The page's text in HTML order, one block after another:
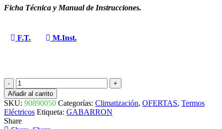
Ficha Técnica y Manual de Instrucciones.
F.T. M.Inst.
TERMO
ELECTRICO
ACTIVE
GTL-
50
90890050
Añadir al carrito
SKU: 90890050 Categorías: Climatización, OFERTAS, Termos
Eléctricos Etiqueta: GABARRON
Share